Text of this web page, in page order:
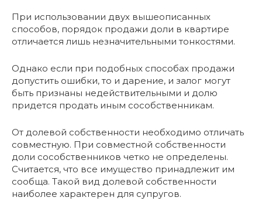
При использовании двух вышеописанных
способов, порядок продажи доли в квартире
отличается лишь незначительными тонкостями.
Однако если при подобных способах продажи
допустить ошибки, то и дарение, и залог могут
быть признаны недействительными и долю
придется продать иным сособственникам.
От долевой собственности необходимо отличать
совместную. При совместной собственности
доли сособственников четко не определены.
Считается, что все имущество принадлежит им
сообща. Такой вид долевой собственности
наиболее характерен для супругов.